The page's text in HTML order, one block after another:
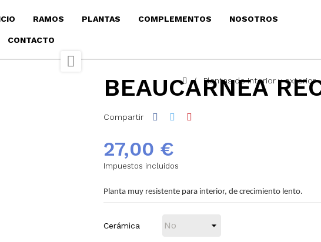
RAMOS PLANTAS COMPLEMENTOS NOSOTROS
CONTACTO
Plantas de interior y exterior

BEAUCARNEA
Compartir
27,00 €
Impuestos incluidos
Planta muy resistente para interior, de crecimiento lento.
Cerámica